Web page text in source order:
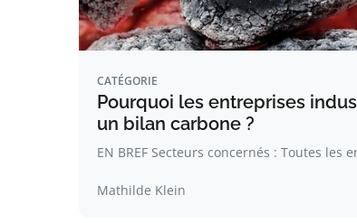
CATÉGORIE
Pourquoi les entreprises
un bilan carbone ?
EN BREF Secteurs concernés : Toutes les
Mathilde Klein